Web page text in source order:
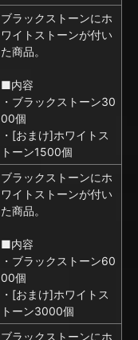
ブラックストーンにホ
ワイトストーンが付い
た商品。
■内容
・ブラックストーン30
00個
・[おまけ]ホワイトス
トーン1500個
ブラックストーンにホ
ワイトストーンが付い
た商品。
■内容
・ブラックストーン60
00個
・[おまけ]ホワイトス
トーン3000個
ブラックストーンにホ